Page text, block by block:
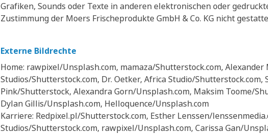
Grafiken, Sounds oder Texte in anderen elektronischen oder
Zustimmung der Moers Frischeprodukte GmbH & Co. KG nicht
Externe Bildrechte
Home: rawpixel/Unsplash.com, mamaza/Shutterstock.com,
Studios/Shutterstock.com, Dr. Oetker, Africa Studio/Shutterstock.com,
Pink/Shutterstock, Alexandra Gorn/Unsplash.com, Maksim Toome/
Dylan Gillis/Unsplash.com, Helloquence/Unsplash.com
Karriere: Redpixel.pl/Shutterstock.com, Esther Lenssen/
Studios/Shutterstock.com, rawpixel/Unsplash.com, Carissa Gan/